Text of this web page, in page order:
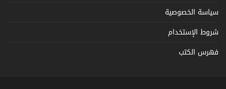
سياسة الخصوصية
شروط الإستخدام
فهرس الكتب